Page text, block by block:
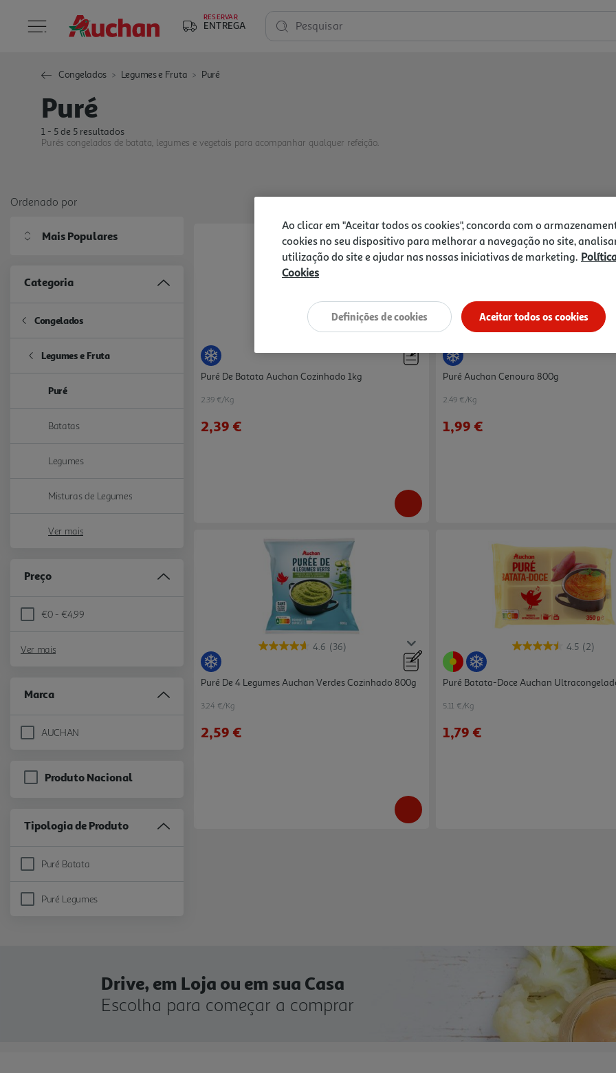
RESERVAR
ENTREGA Pesquisar
Congelados Legumes e Fruta Puré
Puré
1 - 5 de 5 resultados
Purés congelados de batata, legumes e vegetais para acompanhar qualquer refeição.
Ordenado por
Mais Populares
Categoria
Congelados
Refine by Categoria: Congelados
Legumes e Fruta
Refine by Categoria: Legumes e Fruta
Puré selected Currently Refined by Categoria: Puré
Batatas
Refine by Categoria: Batatas
Legumes
Refine by Categoria: Legumes
Misturas de Legumes
Refine by Categoria: Misturas de Legumes
Ver mais
Preço
€0 - €4,99
Refine by Preço: €0 - €4,99
Ver mais
Marca
AUCHAN
Refine by Marca: AUCHAN
Produto Nacional
Tipologia de Produto
Puré Batata
Refine by Tipologia de Produto: Puré Batata
Puré Legumes
Refine by Tipologia de Produto: Puré Legumes
Puré De Batata Auchan Cozinhado 1kg
2.39 €/Kg
2,39 €
Puré Auchan Cenoura 800g
2.49 €/Kg
1,99 €
4.6 (36)
Puré De 4 Legumes Auchan Verdes Cozinhado 800g
3.24 €/Kg
2,59 €
4.5 (2)
Puré Batata-Doce Auchan
5.11 €/Kg
1,79 €
Drive, em Loja ou em sua Casa
Escolha para começar a comprar
Ao clicar em "Aceitar todos os cookies", concorda com o
cookies no seu dispositivo para melhorar a navegação no site,
utilização do site e ajudar nas nossas iniciativas de marketing.
Cookies
Aceitar todos os cookies
Definições de cookies